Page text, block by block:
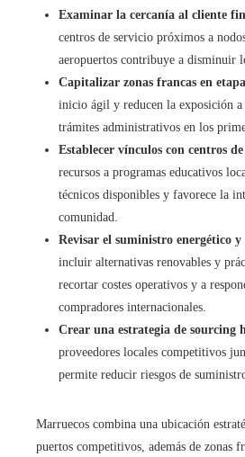
Examinar la cercanía al cliente
centros de servicio próximos a
aeropuertos contribuye a disminuir
Capitalizar zonas francas en
inicio ágil y reducen la exposición a
trámites administrativos en los
Establecer vínculos con centros
recursos a programas educativos
técnicos disponibles y favorece la
comunidad.
Revisar el suministro energético
incluir alternativas renovables y
recortar costes operativos y a
compradores internacionales.
Crear una estrategia de sourcing
proveedores locales competitivos
permite reducir riesgos de
Marruecos combina una ubicación
puertos competitivos, además de zonas